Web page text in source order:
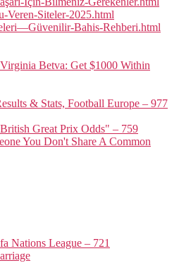
Veren-Siteler-2025.html
Bahis-Rehberi.html
Betva: Get $1000 Within
& Stats, Football Europe – 977
Great Prix Odds" – 759
You Don't Share A Common
Nations League – 721